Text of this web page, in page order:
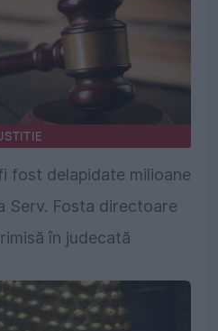
fost delapidate milioane
Serv. Fosta directoare
în judecată